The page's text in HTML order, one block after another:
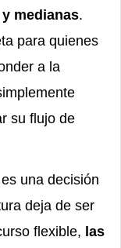
medianas.
para quienes
a la
su flujo de
una decisión
deja de ser
flexible, las